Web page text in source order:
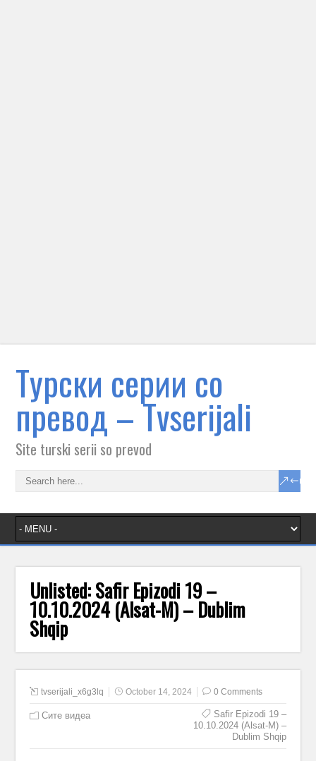
Tурски серии со
превод – Тvserijali
Site turski serii so prevod
Unlisted: Safir Epizodi 19 –
10.10.2024 (Alsat-M) – Dublim
Shqip
tvserijali_x6g3lq October 14, 2024 0 Comments
Сите видеа
Safir Epizodi 19 –
10.10.2024 (Alsat-M) –
Dublim Shqip